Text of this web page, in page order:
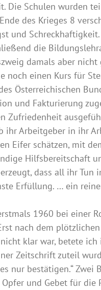
Die Schulen wurden
des Krieges 8
und
die
damals aber
noch einen Kurs für
Österreichischen
und Fakturierung
Zufriedenheit
ihr Arbeitgeber in ihr
Eifer schätzen, mit
Hilfsbereitschaft
dass all ihr
Erfüllung. … ein
1960 bei einer
nach dem
klar war, betete
Zeitschrift zuteil
nur bestätigen.“ Zwei
und Gebet für die